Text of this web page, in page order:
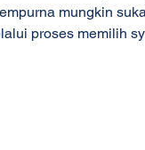
mungkin
proses memilih